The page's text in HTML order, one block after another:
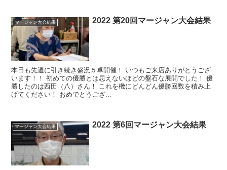
マージャン大会結果 2022 第20回マージャン大会結果
本日も先週に引き続き盛況５卓開催！ いつもご来店ありがとうござ
います！！ 初めての優勝とは思えないほどの盤石な展開でした！ 優
勝したのは西田（八）さん！ これを機にどんどん優勝回数を積み上
げてください！ おめでとうござ...
マージャン大会結果 2022 第6回マージャン大会結果